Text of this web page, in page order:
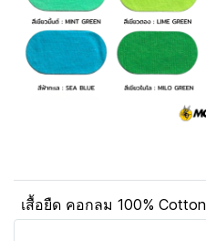
เสื้อยืด คอกลม 100% Cotton